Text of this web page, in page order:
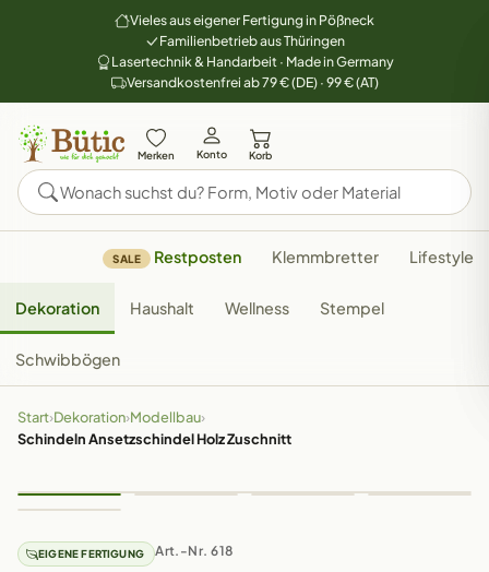
Vieles aus eigener Fertigung in Pößneck
Familienbetrieb aus Thüringen
Lasertechnik & Handarbeit · Made in Germany
Versandkostenfrei ab 79 € (DE) · 99 € (AT)
Merken Konto Korb
SALE Restposten Klemmbretter Lifestyle
Dekoration Haushalt Wellness Stempel
Schwibbögen
Start›Dekoration›Modellbau›
Schindeln Ansetzschindel Holz Zuschnitt
EIGENE FERTIGUNG Art.-Nr. 618